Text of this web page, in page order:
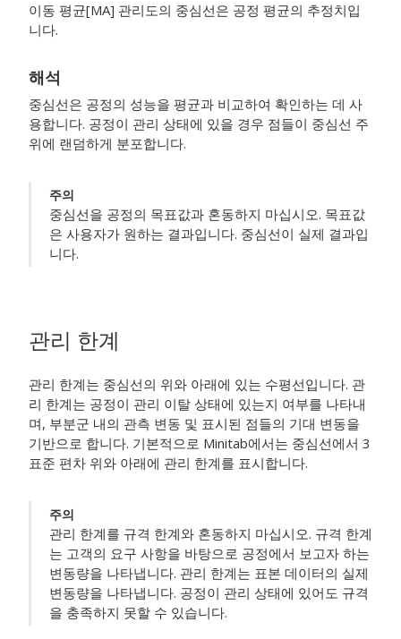
이동 평균[MA] 관리도의 중심선은 공정 평균의 추정치입
니다.
해석
중심선은 공정의 성능을 평균과 비교하여 확인하는 데 사
용합니다. 공정이 관리 상태에 있을 경우 점들이 중심선 주
위에 랜덤하게 분포합니다.
주의
중심선을 공정의 목표값과 혼동하지 마십시오. 목표값
은 사용자가 원하는 결과입니다. 중심선이 실제 결과입
니다.
관리 한계
관리 한계는 중심선의 위와 아래에 있는 수평선입니다. 관
리 한계는 공정이 관리 이탈 상태에 있는지 여부를 나타내
며, 부분군 내의 관측 변동 및 표시된 점들의 기대 변동을
기반으로 합니다. 기본적으로 Minitab에서는 중심선에서 3
표준 편차 위와 아래에 관리 한계를 표시합니다.
주의
관리 한계를 규격 한계와 혼동하지 마십시오. 규격 한계
는 고객의 요구 사항을 바탕으로 공정에서 보고자 하는
변동량을 나타냅니다. 관리 한계는 표본 데이터의 실제
변동량을 나타냅니다. 공정이 관리 상태에 있어도 규격
을 충족하지 못할 수 있습니다.